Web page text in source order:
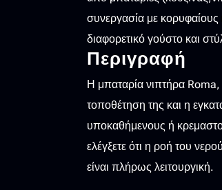
συνεργασία με κορυφαίους
διαφορετικό γούστο και
Περιγραφή
Η μπαταρία νιπτήρα Roma,
τοποθέτηση της και η
υποκαθήμενους ή
ελέγξετε ότι η ροή του
είναι πλήρως λειτουργική.